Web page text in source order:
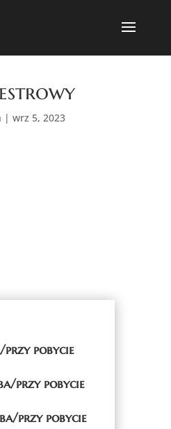
| wrz 5, 2023
pobycie
przy pobycie
przy pobycie